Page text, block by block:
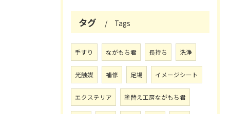
タグ Tags
手すり ながもち君 長持ち 洗浄
光触媒 補修 足場 イメージシート
エクステリア 塗替え工房ながもち君